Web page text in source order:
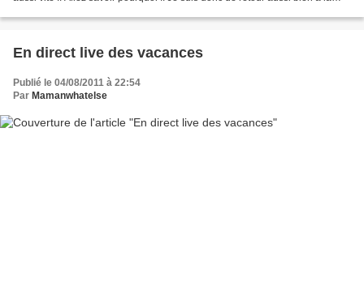
En direct live des vacances
Publié le 04/08/2011 à 22:54
Par Mamanwhatelse